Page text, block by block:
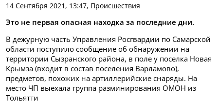
14 Сентября 2021, 13:47, Происшествия
Это не первая опасная находка за последние дни.
В дежурную часть Управления Росгвардии по Самарской
области поступило сообщение об обнаружении на
территории Сызранского района, в поле у поселка Новая
Крымза (входит в состав поселения Варламово),
предметов, похожих на артиллерийские снаряды. На
место ЧП выехала группа разминирования ОМОН из
Тольятти